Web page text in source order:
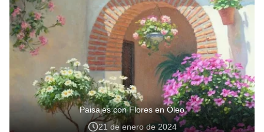
Paisajes con Flores en Óleo
21 de enero de 2024